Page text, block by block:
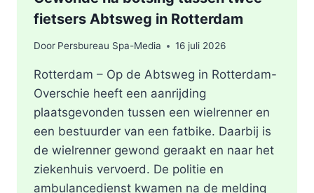
fietsers Abtsweg in Rotterdam
Door Persbureau Spa-Media 16 juli 2026
Rotterdam – Op de Abtsweg in Rotterdam-
Overschie heeft een aanrijding
plaatsgevonden tussen een wielrenner en
een bestuurder van een fatbike. Daarbij is
de wielrenner gewond geraakt en naar het
ziekenhuis vervoerd. De politie en
ambulancedienst kwamen na de melding